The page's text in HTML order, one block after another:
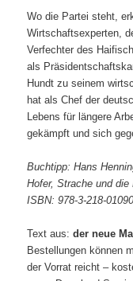
Wo die Partei steht,
Wirtschaftsexperten,
Verfechter des
als
Hundt zu seinem
hat als Chef der
Lebens für längere
gekämpft und sich
Buchtipp: Hans
Hofer, Strache und
ISBN: 978-3-218-
Text aus:der neue
Bestellungen können
der Vorrat reicht –